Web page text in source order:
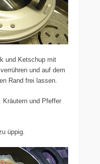
und Ketschup mit
und auf dem
Rand frei lassen.
und Pfeffer
üppig.